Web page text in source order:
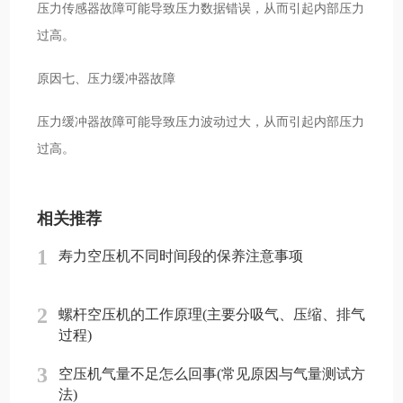
压力传感器故障可能导致压力数据错误，从而引起内部压力
过高。
原因七、压力缓冲器故障
压力缓冲器故障可能导致压力波动过大，从而引起内部压力
过高。
相关推荐
1 寿力空压机不同时间段的保养注意事项
2
螺杆空压机的工作原理(主要分吸气、压缩、排气
过程)
3
空压机气量不足怎么回事(常见原因与气量测试方
法)